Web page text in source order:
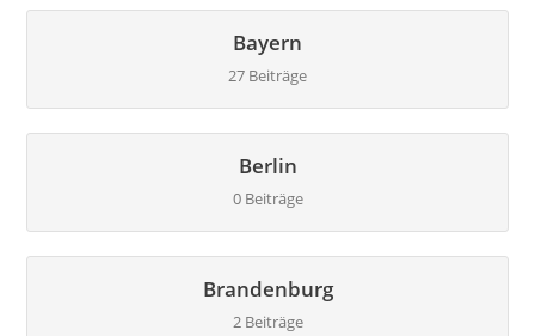
Bayern
27 Beiträge
Berlin
0 Beiträge
Brandenburg
2 Beiträge